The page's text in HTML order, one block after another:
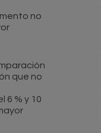
no
que no
6 % y 10